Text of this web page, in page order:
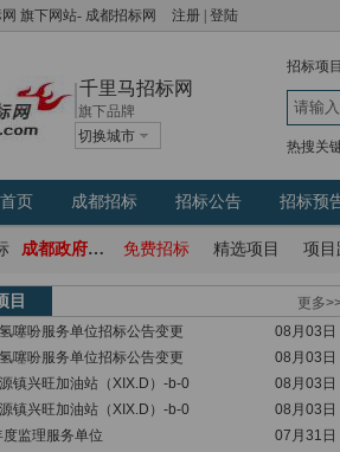
旗下网站- 成都招标网 注册 登陆
千里马招标网
旗下品牌
切换城市
招标项
热搜关
页 成都招标 招标公告 招标预
成都政府采购网 免费招标 精选项目 项目
目
更多
噻吩服务单位招标公告变更
08月03日
噻吩服务单位招标公告变更
08月03日
镇兴旺加油站（XIX.D）-b-0
08月03日
镇兴旺加油站（XIX.D）-b-0
08月03日
监理服务单位
07月31日